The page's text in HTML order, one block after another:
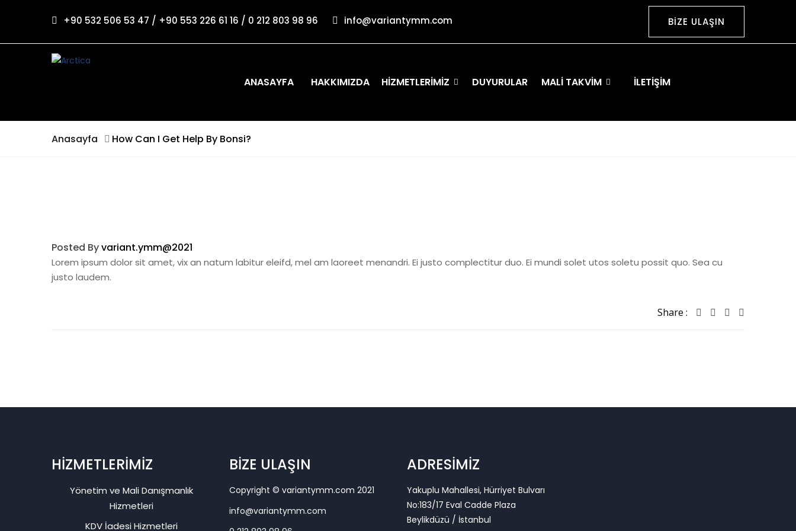
+90 532 506 53 47 / +90 553 226 61 16 / 0 212 803 98 96 info@variantymm.com BİZE ULAŞIN
ANASAYFA HAKKIMIZDA HIZMETLERIMIZ DUYURULAR MALI TAKVIM İLETIŞIM
Anasayfa How Can I Get Help By Bonsi?
Posted Byvariant.ymm@2021
Lorem ipsum dolor sit amet, vix an natum labitur eleifd, mel am laoreet menandri. Ei justo complectitur duo. Ei mundi solet utos soletu possit quo. Sea cu
justo laudem.
Share :
HİZMETLERİMİZ
Yönetim ve Mali Danışmanlık
Hizmetleri
KDV İadesi Hizmetleri
BİZE ULAŞIN
Copyright © variantymm.com 2021
info@variantymm.com
ADRESİMİZ
Yakuplu Mahallesi, Hürriyet Bulvarı
No:183/17 Eval Cadde Plaza
Beylikdüzü / İstanbul